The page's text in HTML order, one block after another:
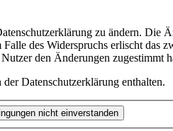
zu ändern. Die
des Widerspruchs erlischt das
den Änderungen zugestimmt
Datenschutzerklärung enthalten.